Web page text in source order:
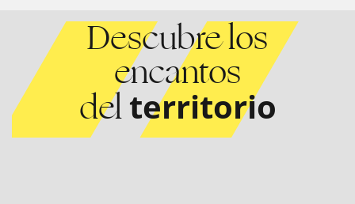
Descubre los
encantos
delterritorio